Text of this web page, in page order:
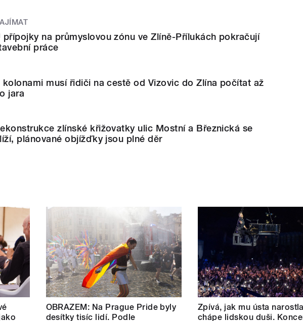
přípojky na průmyslovou zónu ve Zlíně-Přílukách pokračují
práce
kolonami musí řidiči na cestě od Vizovic do Zlína počítat až
jara
zlínské křižovatky ulic Mostní a Březnická se
plánované objížďky jsou plné děr
OBRAZEM: Na Prague Pride byly
desítky tisíc lidí. Podle
Zpívá, jak mu ústa
chápe lidskou duši.